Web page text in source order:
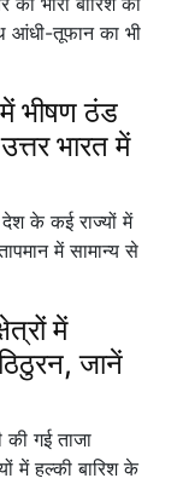
आंधी-तूफान का भी
भीषण ठंड
भारत में
के कई राज्यों में
में सामान्य से
में
जानें
की गई ताजा
में हल्की बारिश के